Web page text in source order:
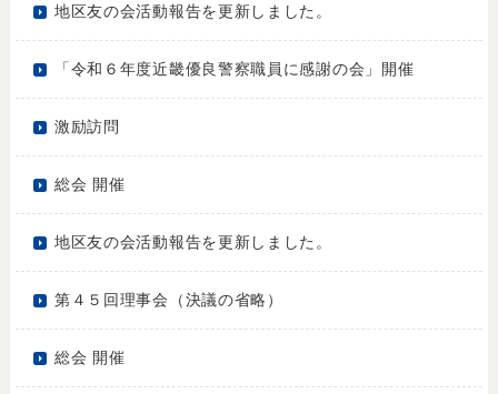
地区友の会活動報告を更新しました。
「令和６年度近畿優良警察職員に感謝の会」開催
激励訪問
総会 開催
地区友の会活動報告を更新しました。
第４５回理事会（決議の省略）
総会 開催